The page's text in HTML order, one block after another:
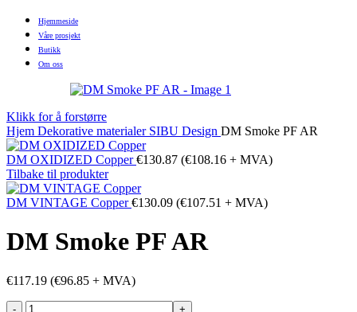
Hjemmeside
Våre prosjekt
Butikk
Om oss
Klikk for å forstørre
Hjem Dekorative materialer SIBU Design DM Smoke PF AR
DM OXIDIZED Copper€130.87 (€108.16 + MVA)
Tilbake til produkter
DM VINTAGE Copper€130.09 (€107.51 + MVA)
DM Smoke PF AR
€117.19 (€96.85 + MVA)
DM